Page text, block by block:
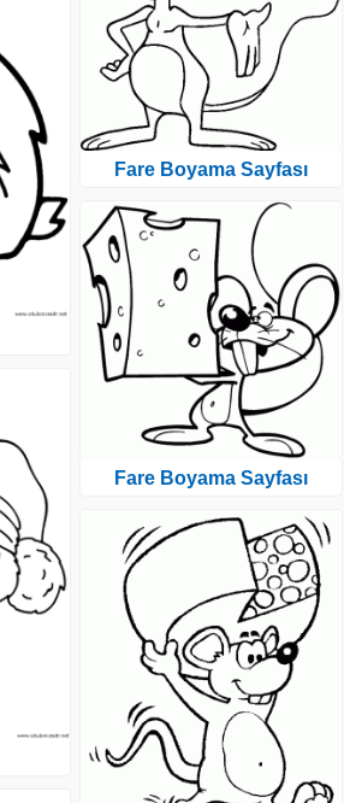
Fare Boyama Sayfası
Fare Boyama Sayfası